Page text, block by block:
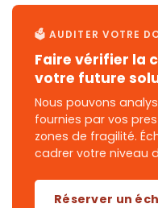
🗳️ AUDITER VOTRE
Faire vérifier la
votre future
Nous pouvons
fournies par vos
zones de fragilité.
cadrer votre niveau
Réserver un